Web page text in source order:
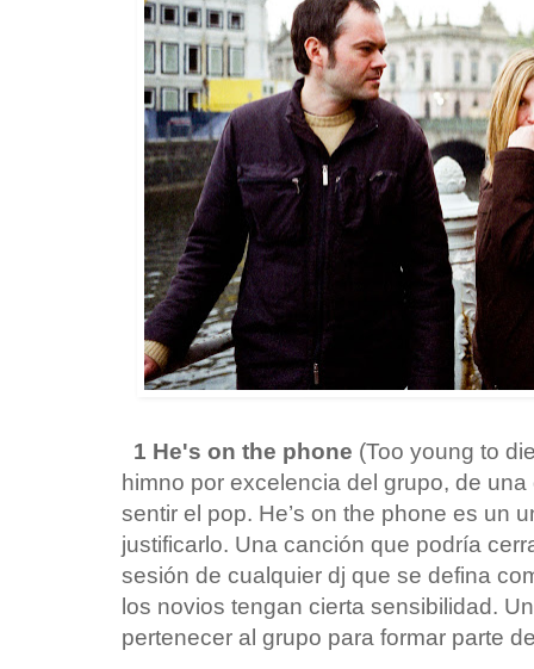
1 He's on the phone (Too young to
himno por excelencia del grupo, de
sentir el pop. He’s on the phone es un
justificarlo. Una canción que podría
sesión de cualquier dj que se defina
los novios tengan cierta sensibilidad.
pertenecer al grupo para formar parte